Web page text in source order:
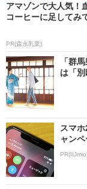
アマゾンで大人気！
コーヒーに足してみ
PR(森永乳業)
「群
は「
スマ
ャンペ